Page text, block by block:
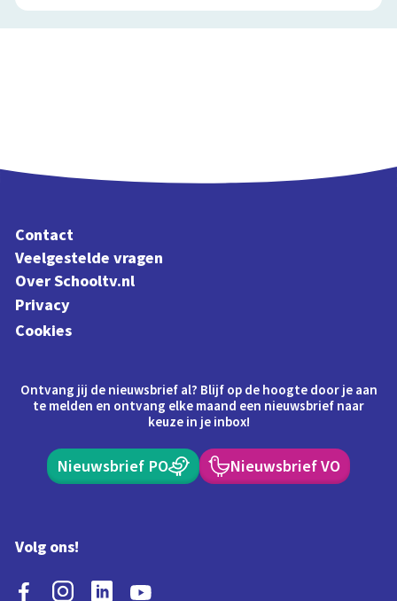
Contact
Veelgestelde vragen
Over Schooltv.nl
Privacy
Cookies
Ontvang jij de nieuwsbrief al? Blijf op de hoogte door je aan
te melden en ontvang elke maand een nieuwsbrief naar
keuze in je inbox!
Nieuwsbrief PO Nieuwsbrief VO
Volg ons!